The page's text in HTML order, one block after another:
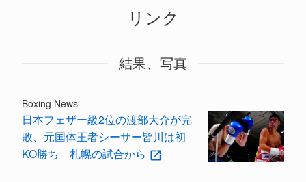
リンク
結果、写真
Boxing News
日本フェザー級2位の渡部大介が完
敗、元国体王者シーサー皆川は初
KO勝ち 札幌の試合から